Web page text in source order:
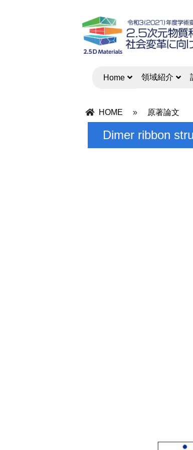
Home 領域紹介
HOME » 原著論文
Dimer ribbon